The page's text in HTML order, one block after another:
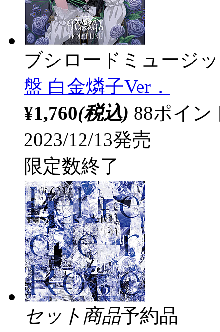
ブシロードミュージ
盤 白金燐子Ver．
¥1,760(税込) 88ポイ
2023/12/13発売
限定数終了
セット商品予約品